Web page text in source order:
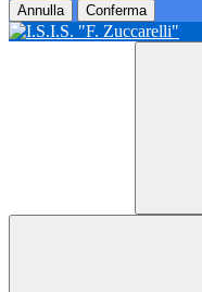
Annulla Conferma